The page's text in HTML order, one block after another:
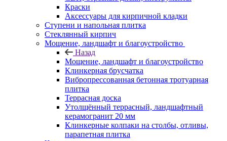
Краски
Аксессуары для кирпичной кладки
Ступени и напольная плитка
Cтеклянный кирпич
Мощение, ландшафт и благоустройство
Назад
Мощение, ландшафт и благоустройство
Клинкерная брусчатка
Вибропрессованная бетонная тротуарная
плитка
Террасная доска
Утолщённый террасный, ландшафтный
керамогранит 20 мм
Клинкерные колпаки на столбы, отливы,
парапетная плитка